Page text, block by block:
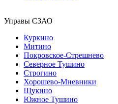
Управы СЗАО
Куркино
Митино
Покровское-Стрешнево
Северное Тушино
Строгино
Хорошево-Мневники
Щукино
Южное Тушино